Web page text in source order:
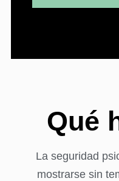
Qué
La seguridad
mostrarse sin